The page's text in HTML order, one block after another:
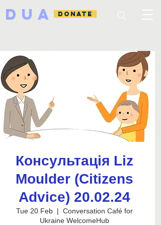
DUA DONATE
Консультація Liz
Moulder (Citizens
Advice) 20.02.24
Tue 20 Feb
  |
Conversation Café for
Ukraine WelcomeHub